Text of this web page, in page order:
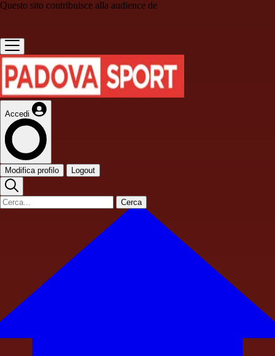
Questo sito contribuisce alla audience de
Accedi
Modifica profilo Logout
Cerca